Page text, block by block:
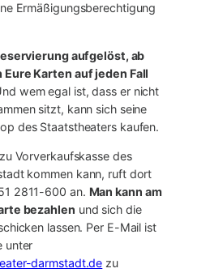
Ermäßigungsberechtigung
aufgelöst, ab
Karten auf jeden Fall
wem egal ist, dass er nicht
sitzt, kann sich seine
des Staatstheaters kaufen.
Vorverkaufskasse des
kommen kann, ruft dort
2811-600 an. Man kann am
bezahlen und sich die
lassen. Per E-Mail ist
unter
darmstadt.de zu